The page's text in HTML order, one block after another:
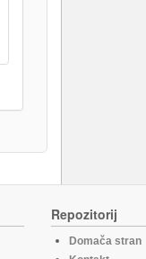
Repozitorij
Domača stran